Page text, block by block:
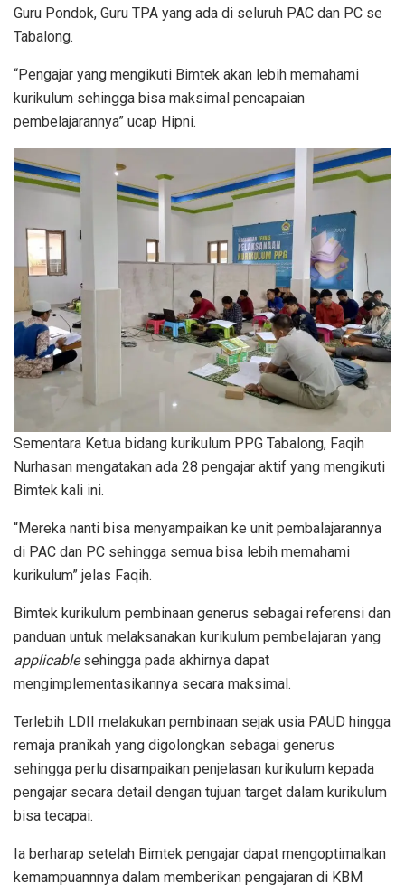
Guru Pondok, Guru TPA yang ada di seluruh PAC dan PC se
Tabalong.
“Pengajar yang mengikuti Bimtek akan lebih memahami
kurikulum sehingga bisa maksimal pencapaian
pembelajarannya” ucap Hipni.
Sementara Ketua bidang kurikulum PPG Tabalong, Faqih
Nurhasan mengatakan ada 28 pengajar aktif yang mengikuti
Bimtek kali ini.
“Mereka nanti bisa menyampaikan ke unit pembalajarannya
di PAC dan PC sehingga semua bisa lebih memahami
kurikulum” jelas Faqih.
Bimtek kurikulum pembinaan generus sebagai referensi dan
panduan untuk melaksanakan kurikulum pembelajaran yang
applicablesehingga pada akhirnya dapat
mengimplementasikannya secara maksimal.
Terlebih LDII melakukan pembinaan sejak usia PAUD hingga
remaja pranikah yang digolongkan sebagai generus
sehingga perlu disampaikan penjelasan kurikulum kepada
pengajar secara detail dengan tujuan target dalam kurikulum
bisa tecapai.
Ia berharap setelah Bimtek pengajar dapat mengoptimalkan
kemampuannnya dalam memberikan pengajaran di KBM